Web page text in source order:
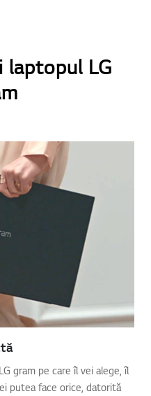
laptopul LG
gram pe care îl vei alege, îl
putea face orice, datorită